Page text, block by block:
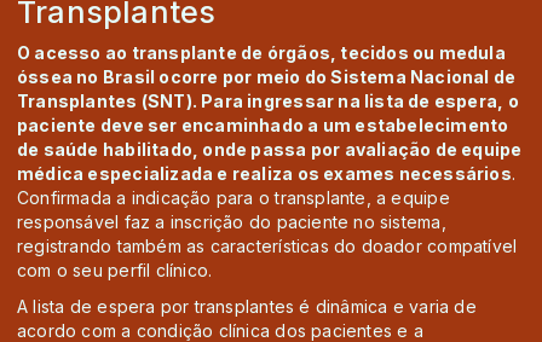
Transplantes
O acesso ao transplante de órgãos, tecidos ou medula
óssea no Brasil ocorre por meio do Sistema Nacional de
Transplantes (SNT). Para ingressar na lista de espera, o
paciente deve ser encaminhado a um estabelecimento
de saúde habilitado, onde passa por avaliação de equipe
médica especializada e realiza os exames necessários.
Confirmada a indicação para o transplante, a equipe
responsável faz a inscrição do paciente no sistema,
registrando também as características do doador compatível
com o seu perfil clínico.
A lista de espera por transplantes é dinâmica e varia de
acordo com a condição clínica dos pacientes e a